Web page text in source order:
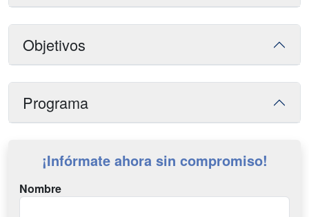
Objetivos
Programa
¡Infórmate ahora sin compromiso!
Nombre